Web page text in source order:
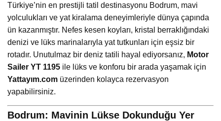
Türkiye’nin en prestijli tatil destinasyonu Bodrum, mavi
yolculukları ve yat kiralama deneyimleriyle dünya çapında
ün kazanmıştır. Nefes kesen koyları, kristal berraklığındaki
denizi ve lüks marinalarıyla yat tutkunları için eşsiz bir
rotadır. Unutulmaz bir deniz tatili hayal ediyorsanız, Motor
Sailer YT 1195 ile lüks ve konforu bir arada yaşamak için
Yattayım.com üzerinden kolayca rezervasyon
yapabilirsiniz.
Bodrum: Mavinin Lükse Dokunduğu Yer